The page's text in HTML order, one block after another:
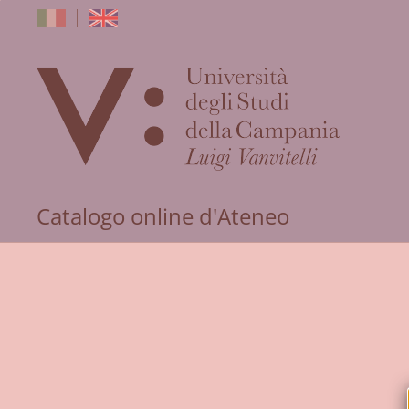
Catalogo online d'Ateneo
degli